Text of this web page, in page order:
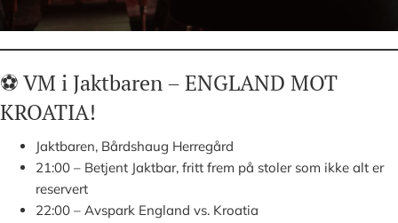
⚽ VM i Jaktbaren – ENGLAND MOT
KROATIA!
Jaktbaren, Bårdshaug Herregård
21:00 – Betjent Jaktbar, fritt frem på stoler som ikke alt er
reservert
22:00 – Avspark England vs. Kroatia